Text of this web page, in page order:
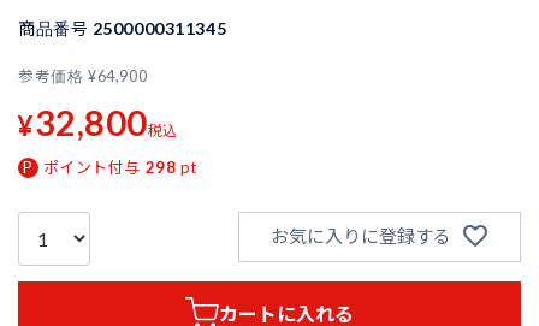
商品番号 2500000311345
参考価格 ¥64,900
¥32,800税込
ポイント付与 298 pt
お気に入りに登録する
カートに入れる